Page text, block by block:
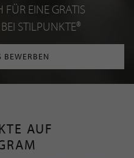
FÜR EINE GRATIS
STILPUNKTE®
BEWERBEN
AUF